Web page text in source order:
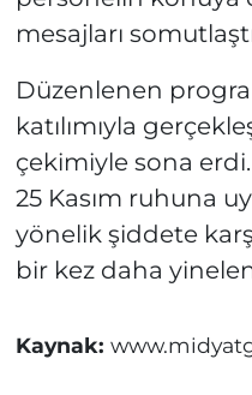
mesajları
Düzenlenen
katılımıyla
çekimiyle sona
25 Kasım ruhuna
yönelik şiddete
bir kez daha
Kaynak: